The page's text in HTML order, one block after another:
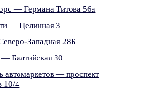
— Германа Титова 56а
— Целинная 3
Западная 28Б
Балтийская 80
автомаркетов — проспект
10/4